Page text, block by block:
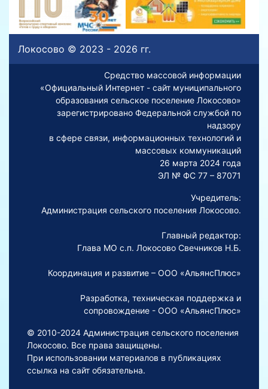
Локосово © 2023 - 2026 гг.
Средство массовой информации
«Официальный Интернет - сайт муниципального
образования сельское поселение Локосово»
зарегистрировано Федеральной службой по
надзору
в сфере связи, информационных технологий и
массовых коммуникаций
26 марта 2024 года
ЭЛ № ФС 77 – 87071
Учредитель:
Администрация сельского поселения Локосово.
Главный редактор:
Глава МО с.п. Локосово Свечников Н.Б.
Координация и развитие – ООО «АльянсПлюс»
Разработка, техническая поддержка и
сопровождение - ООО «АльянсПлюс»
© 2010-2024 Администрация сельского поселения
Локосово. Все права защищены.
При использовании материалов в публикациях
ссылка на сайт обязательна.